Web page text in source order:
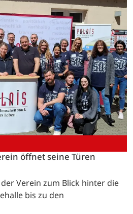
öffnet seine Türen
Verein zum Blick hinter die
bis zu den